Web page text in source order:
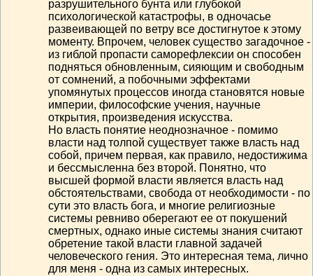
разрушительного бунта или глубокой
психологической катастрофы, в одночасье
развеивающей по ветру все достигнутое к этому
моменту. Впрочем, человек существо загадочное -
из гиблой пропасти саморефлексии он способен
подняться обновленным, сияющим и свободным
от сомнений, а побочными эффектами
упомянутых процессов иногда становятся новые
империи, философские учения, научные
открытия, произведения искусства.
Но власть понятие неоднозначное - помимо
власти над толпой существует также власть над
собой, причем первая, как правило, недостижима
и бессмысленна без второй. Понятно, что
высшей формой власти является власть над
обстоятельствами, свобода от необходимости - по
сути это власть бога, и многие религиозные
системы ревниво оберегают ее от покушений
смертных, однако иные системы знания считают
обретение такой власти главной задачей
человеческого гения. Это интересная тема, лично
для меня - одна из самых интересных.